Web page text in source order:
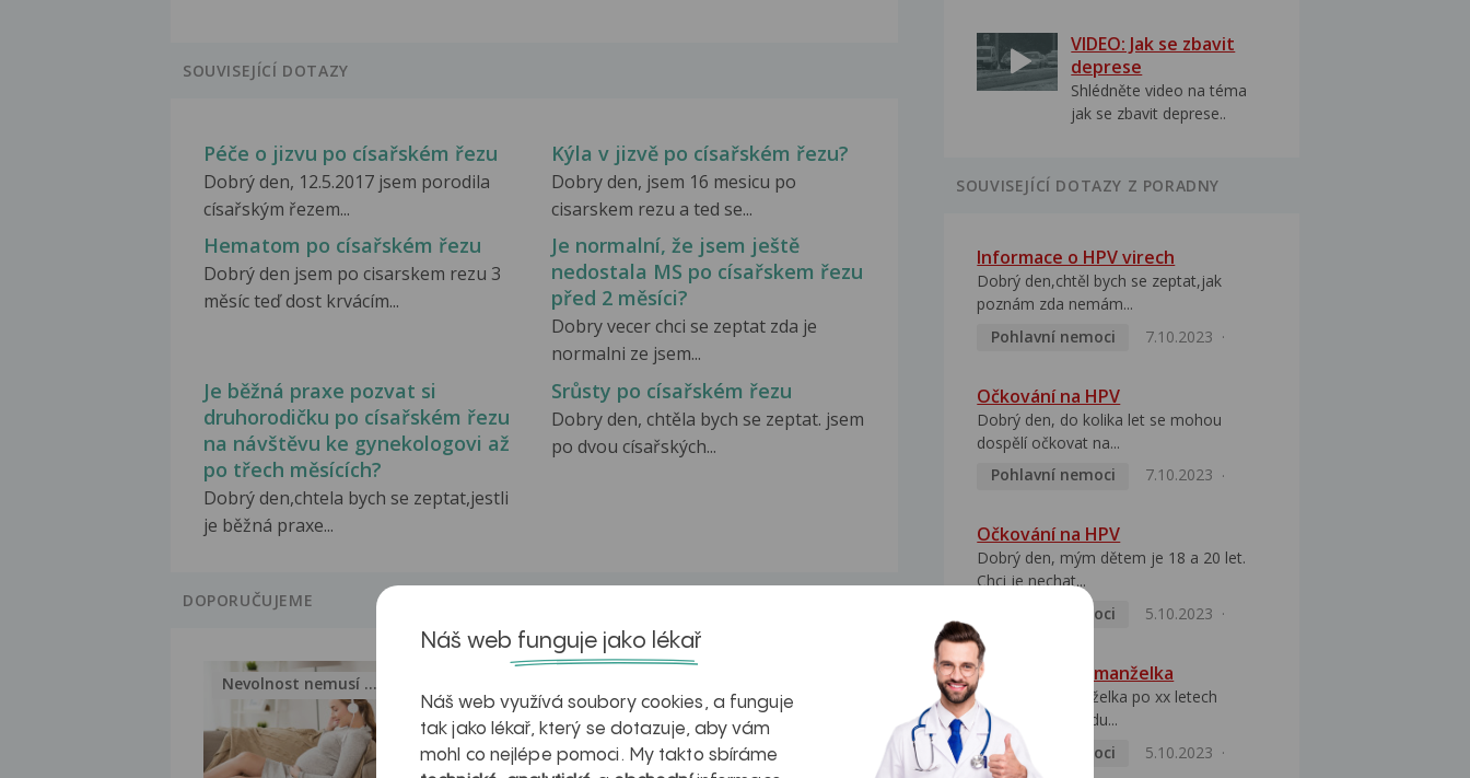
SOUVISEJÍCÍ DOTAZY
Péče o jizvu po císařském řezu
Dobrý den, 12.5.2017 jsem porodila
císařským řezem...
Kýla v jizvě po císařském řezu?
Dobry den, jsem 16 mesicu po
cisarskem rezu a ted se...
Hematom po císařském řezu
Dobrý den jsem po cisarskem rezu 3
měsíc teď dost krvácím...
Je normalní, že jsem ještě
nedostala MS po císařskem řezu
před 2 měsíci?
Dobry vecer chci se zeptat zda je
normalni ze jsem...
Je běžná praxe pozvat si
druhorodičku po císařském řezu
na návštěvu ke gynekologovi až
po třech měsících?
Dobrý den,chtela bych se zeptat,jestli
je běžná praxe...
Srůsty po císařském řezu
Dobry den, chtěla bych se zeptat. jsem
po dvou císařských...
DOPORUČUJEME
Nevolnost nemusí být nutnou...
VIDEO: Jak se zbavit
deprese
Shlédněte video na téma
jak se zbavit deprese..
SOUVISEJÍCÍ DOTAZY Z PORADNY
Informace o HPV virech
Dobrý den,chtěl bych se zeptat,jak
poznám zda nemám...
Pohlavní nemoci
7.10.2023
Očkování na HPV
Dobrý den, do kolika let se mohou
dospělí očkovat na...
Pohlavní nemoci
7.10.2023
Očkování na HPV
Dobrý den, mým dětem je 18 a 20 let.
Chci je nechat...
Pohlavní nemoci
5.10.2023
HPV pozitivní manželka
Dobrý den, manželka po xx letech
přivezla z Východu...
Pohlavní nemoci
5.10.2023
Náš web funguje jako lékař
Náš web využívá soubory cookies, a funguje
tak jako lékař, který se dotazuje, aby vám
mohl co nejlépe pomoci. My takto sbíráme